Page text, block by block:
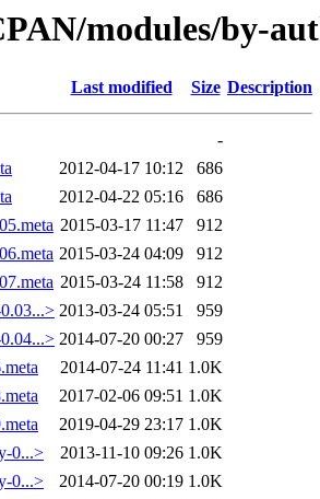
modules/by-
Last modified Size Description
-
2012-04-17 10:12
686
2012-04-22 05:16
686
2015-03-17 11:47
912
2015-03-24 04:09
912
2015-03-24 11:58
912
2013-03-24 05:51
959
2014-07-20 00:27
959
2014-07-24 11:41 1.0K
2017-02-06 09:51 1.0K
2019-04-29 23:17 1.0K
0...>
2013-11-10 09:26 1.0K
0...>
2014-07-20 00:19 1.0K